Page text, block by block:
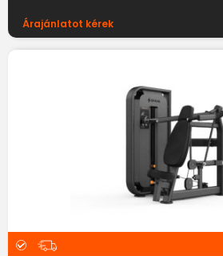
Árajánlatot kérek